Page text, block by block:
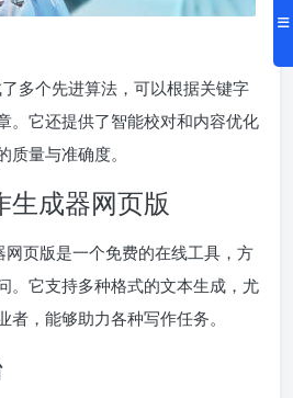
多个先进算法，可以根据关键字
。它还提供了智能校对和内容优化
量与准确度。
生成器网页版
页版是一个免费的在线工具，方
。它支持多种格式的文本生成，尤
，能够助力各种写作任务。